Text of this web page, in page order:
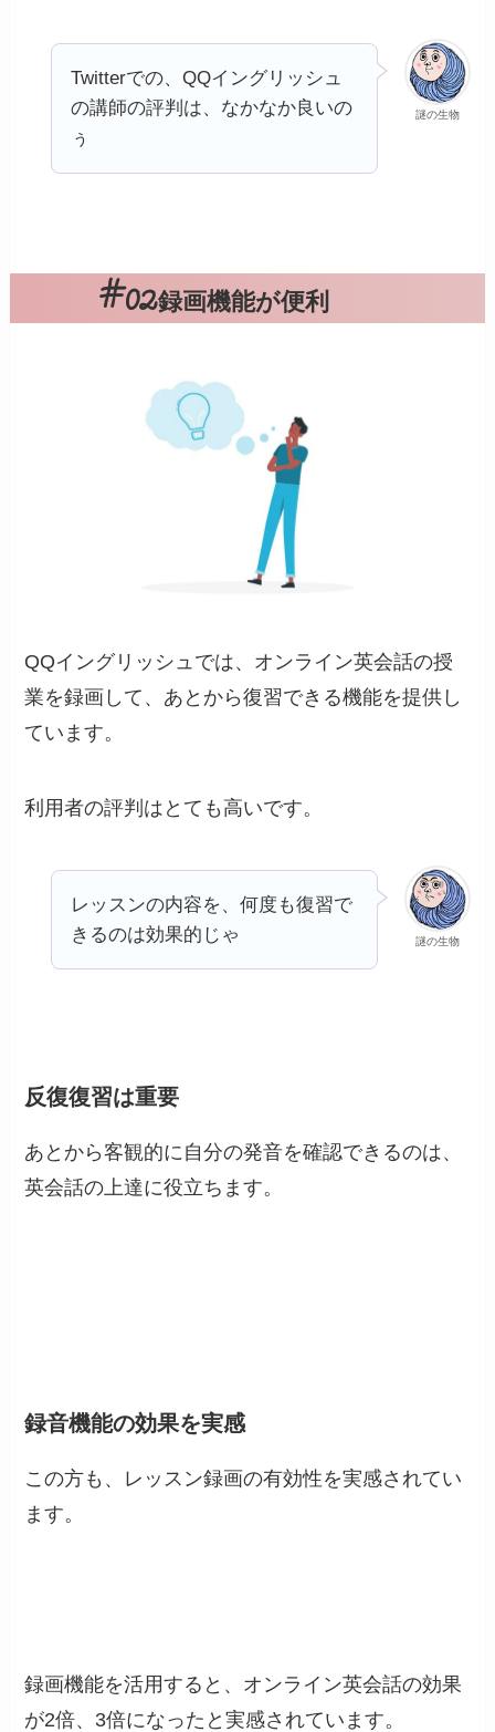
謎の生物
Twitterでの、QQイングリッシュ
の講師の評判は、なかなか良いの
ぅ
録画機能が便利
QQイングリッシュでは、オンライン英会話の授
業を録画して、あとから復習できる機能を提供し
ています。
利用者の評判はとても高いです。
謎の生物
レッスンの内容を、何度も復習で
きるのは効果的じゃ
反復復習は重要
あとから客観的に自分の発音を確認できるのは、
英会話の上達に役立ちます。
録音機能の効果を実感
この方も、レッスン録画の有効性を実感されてい
ます。
録画機能を活用すると、オンライン英会話の効果
が2倍、3倍になったと実感されています。